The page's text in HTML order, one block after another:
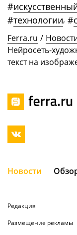
#
#технологии, #
Ferra.ru /
Нейросеть-
текст на
Новости
Редакция
Размещение рекламы